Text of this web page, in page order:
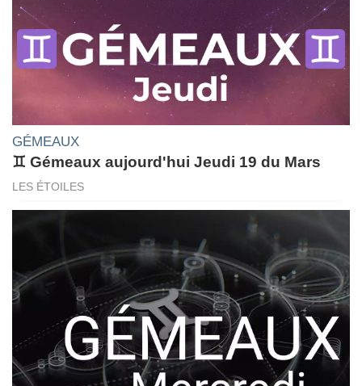
GÉMEAUX
♊ Gémeaux aujourd'hui Jeudi 19 du Mars
LES ÉTOILES